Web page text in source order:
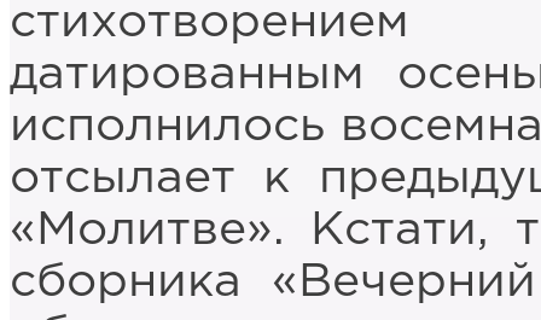
датированным
исполнилось
отсылает к
«Молитве». Кстати,
сборника